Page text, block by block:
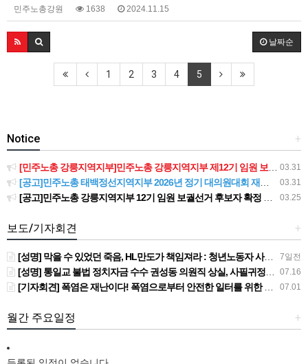
민주노총강원 1638 2024.11.15
날짜순
1 2 3 4 5
+
Notice
03.31
[민주노총 강릉지역지부]민주노총 강릉지역지부 제12기 임원 보궐선거결과 공고
03.31
[공고]민주노총 태백정선지역지부 2026년 정기 대의원대회 재소집 건
03.25
[공고]민주노총 강릉지역지부 12기 임원 보궐선거 후보자 확정 공고
+
보도/기자회견
7일전
[성명] 막을 수 있었던 죽음, HL만도가 책임져라 : 청년노동자 사망사고의 철저한 진상규명과 재발방지 대책 마련하라
07.16
[성명] 통일교 불법 정치자금 수수 권성동 의원직 상실, 사필귀정이다
07.01
[기자회견] 폭염은 재난이다! 폭염으로부터 안전한 일터를 위한 민주노총 강원지역본부 폭염감시단 선포 기자회견
+
월간 주요일정